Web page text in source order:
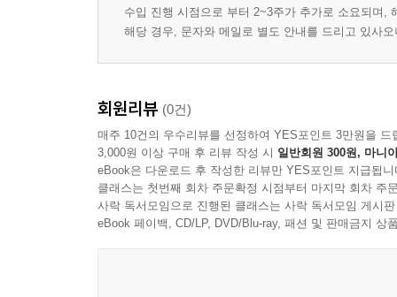
수입 진행 시점으로 부터 2~3주가 추가로 소요되며,
해당 경우, 문자와 메일로 별도 안내를 드리고 있사
회원리뷰 (0건)
매주 10건의 우수리뷰를 선정하여 YES포인트 3만원을 드
3,000원 이상 구매 후 리뷰 작성 시 일반회원 300원, 마니
eBook은 다운로드 후 작성한 리뷰만 YES포인트 지급됩니
클래스는 첫번째 회차 주문확정 시점부터 마지막 회차 주
사락 독서모임으로 진행된 클래스는 사락 독서모임 게시
eBook 페이백, CD/LP, DVD/Blu-ray, 패션 및 판매금지 상